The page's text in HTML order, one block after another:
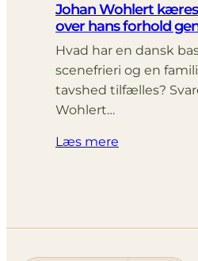
Johan Wohlert
over hans forhold
Hvad har en dansk
scenefrieri og en
tavshed tilfælles?
Wohlert…
Læs mere